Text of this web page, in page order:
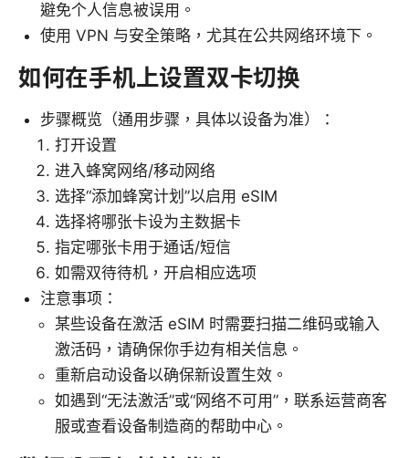
避免个人信息被误用。
使用 VPN 与安全策略，尤其在公共网络环境下。
如何在手机上设置双卡切换
步骤概览（通用步骤，具体以设备为准）：
打开设置
进入蜂窝网络/移动网络
选择“添加蜂窝计划”以启用 eSIM
选择将哪张卡设为主数据卡
指定哪张卡用于通话/短信
如需双待待机，开启相应选项
注意事项：
某些设备在激活 eSIM 时需要扫描二维码或输入
激活码，请确保你手边有相关信息。
重新启动设备以确保新设置生效。
如遇到“无法激活”或“网络不可用”，联系运营商客
服或查看设备制造商的帮助中心。